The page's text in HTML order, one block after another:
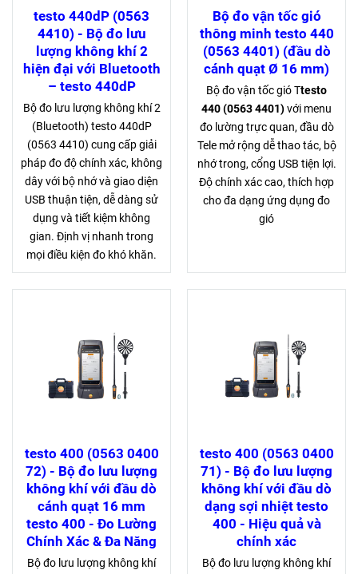
testo 440dP (0563
4410) - Bộ đo lưu
lượng không khí 2
hiện đại với Bluetooth
– testo 440dP
Bộ đo lưu lượng không khí 2
(Bluetooth) testo 440dP
(0563 4410) cung cấp giải
pháp đo độ chính xác, không
dây với bộ nhớ và giao diện
USB thuận tiện, dễ dàng sử
dụng và tiết kiệm không
gian. Định vị nhanh trong
mọi điều kiện đo khó khăn.
Bộ đo vận tốc gió
thông minh testo 440
(0563 4401) (đầu dò
cánh quạt Ø 16 mm)
Bộ đo vận tốc gió Ttesto
440 (0563 4401)với menu
đo lường trực quan, đầu dò
Tele mở rộng dễ thao tác, bộ
nhớ trong, cổng USB tiện lợi.
Độ chính xác cao, thích hợp
cho đa dạng ứng dụng đo
gió
testo 400 (0563 0400
72) - Bộ đo lưu lượng
không khí với đầu dò
cánh quạt 16 mm
testo 400 - Đo Lường
Chính Xác & Đa Năng
Bộ đo lưu lượng không khí
testo 400 (0563 0400
71) - Bộ đo lưu lượng
không khí với đầu dò
dạng sợi nhiệt testo
400 - Hiệu quả và
chính xác
Bộ đo lưu lượng không khí